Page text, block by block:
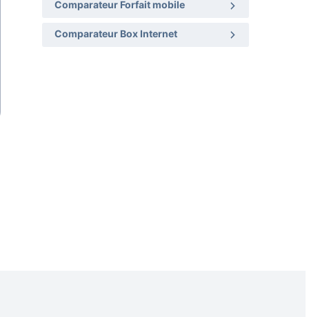
Comparateur Forfait mobile
Comparateur Box Internet